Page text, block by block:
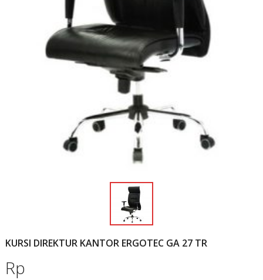
KURSI DIREKTUR KANTOR ERGOTEC GA 27 TR
Rp